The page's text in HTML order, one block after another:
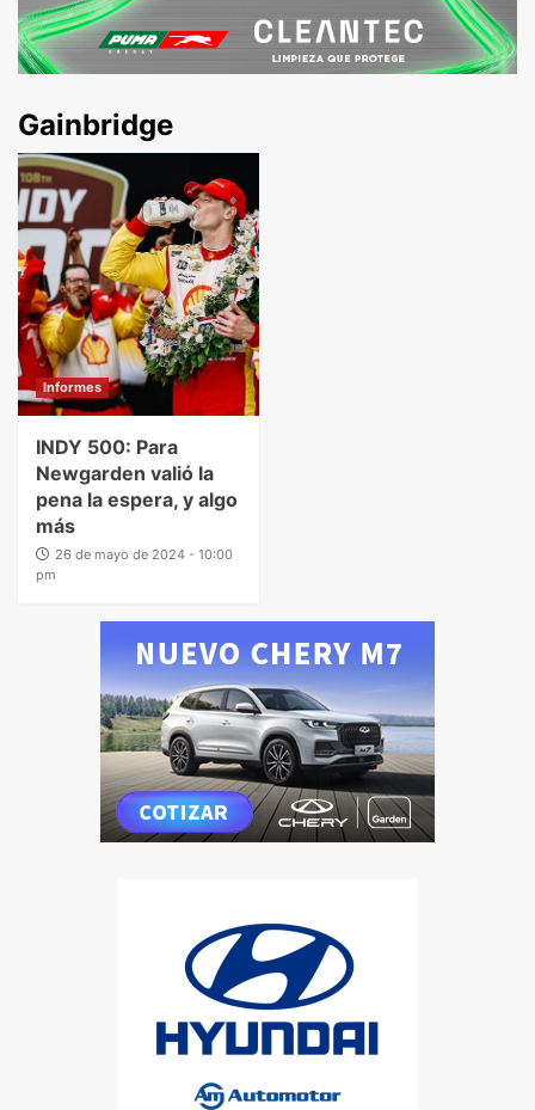
Gainbridge
Informes
INDY 500: Para
Newgarden valió la
pena la espera, y algo
más
26 de mayo de 2024 - 10:00
pm